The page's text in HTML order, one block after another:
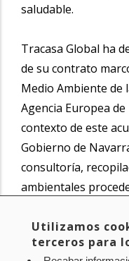
saludable.
Tracasa Global ha
de su contrato
Medio Ambiente de
Agencia Europea
contexto de este
Gobierno de
consultoría,
ambientales
compartir
sostenibilidad y
Utilizamos
terceros para